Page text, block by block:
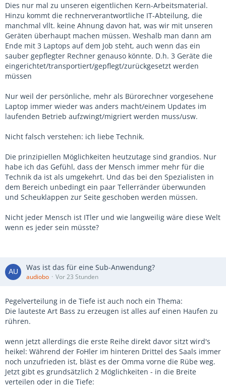
Dies nur mal zu unseren eigentlichen Kern-Arbeitsmaterial.
Hinzu kommt die rechnerverantwortliche IT-Abteilung, die
manchmal vllt. keine Ahnung davon hat, was wir mit unseren
Geräten überhaupt machen müssen. Weshalb man dann am
Ende mit 3 Laptops auf dem Job steht, auch wenn das ein
sauber gepflegter Rechner genauso könnte. D.h. 3 Geräte die
eingerichtet/transportiert/gepflegt/zurückgesetzt werden
müssen
Nur weil der persönliche, mehr als Bürorechner vorgesehene
Laptop immer wieder was anders macht/einem Updates im
laufenden Betrieb aufzwingt/migriert werden muss/usw.
Nicht falsch verstehen: ich liebe Technik.
Die prinzipiellen Möglichkeiten heutzutage sind grandios. Nur
habe ich das Gefühl, dass der Mensch immer mehr für die
Technik da ist als umgekehrt. Und das bei den Spezialisten in
dem Bereich unbedingt ein paar Tellerränder überwunden
und Scheuklappen zur Seite geschoben werden müssen.
Nicht jeder Mensch ist ITler und wie langweilig wäre diese Welt
wenn es jeder sein müsste?
Was ist das für eine Sub-Anwendung?
audiobo Vor 23 Stunden
Pegelverteilung in de Tiefe ist auch noch ein Thema:
Die lauteste Art Bass zu erzeugen ist alles auf einen Haufen zu
rühren.
wenn jetzt allerdings die erste Reihe direkt davor sitzt wird's
heikel: Während der FoHler im hinteren Drittel des Saals immer
noch unzufrieden ist, bläst es der Omma vorne die Rübe weg.
Jetzt gibt es grundsätzlich 2 Möglichkeiten - in die Breite
verteilen oder in die Tiefe: